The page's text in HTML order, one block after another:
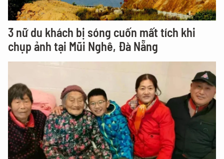
3 nữ du khách bị sóng cuốn mất tích khi
chụp ảnh tại Mũi Nghê, Đà Nẵng